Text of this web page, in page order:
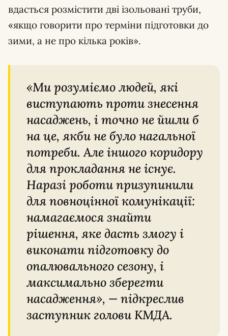
вдасться розмістити дві ізольовані труби,
«якщо говорити про терміни підготовки до
зими, а не про кілька років».
«Ми розуміємо людей, які
виступають проти знесення
насаджень, і точно не йшли б
на це, якби не було нагальної
потреби. Але іншого коридору
для прокладання не існує.
Наразі роботи призупинили
для повноцінної комунікації:
намагаємося знайти
рішення, яке дасть змогу і
виконати підготовку до
опалювального сезону, і
максимально зберегти
насадження», — підкреслив
заступник голови КМДА.